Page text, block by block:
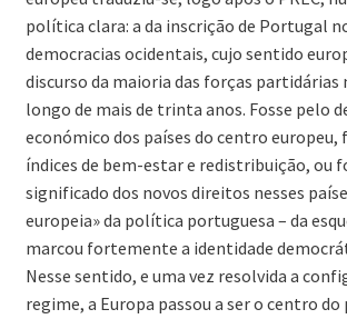
política clara: a da inscrição de Portugal
democracias ocidentais, cujo sentido
discurso da maioria das forças partidárias
longo de mais de trinta anos. Fosse pelo
económico dos países do centro europeu,
índices de bem-estar e redistribuição, ou
significado dos novos direitos nesses
europeia» da política portuguesa – da
marcou fortemente a identidade
Nesse sentido, e uma vez resolvida a
regime, a Europa passou a ser o centro